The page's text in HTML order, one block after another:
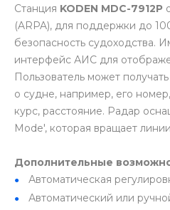
Станция KODEN MDC-7912P
(ARPA), для поддержки до
безопасность судоходства.
интерфейс АИС для
Пользователь может
о судне, например, его
курс, расстояние. Радар
Mode', которая вращает
Дополнительные
Автоматическая
Автоматический или